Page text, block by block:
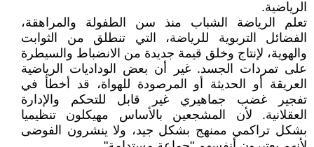
الرياضية.
تعلم الرياضة الشباب منذ سن الطفولة والمراهقة،
الفضائل التربوية للرياضة، التي تنطلق من الثوابت
والهوية، لإنتاج وخلق قيمة جديدة من الانضباط والسيطرة
على تمردات الجسد. غير أن بعض الوداديات الرياضية
العريقة أو الحديثة أو المرصودة للهواة، قد أخطأ في
تفجير غضب جماهيري غير قابل للتحكم والإدارة
العقلانية. لأن المشجعين بالأساس مهيكلون تنظيميا
بشكل تراكمي ممنهج بشكل جيد، ولا ينشرون الفوضى